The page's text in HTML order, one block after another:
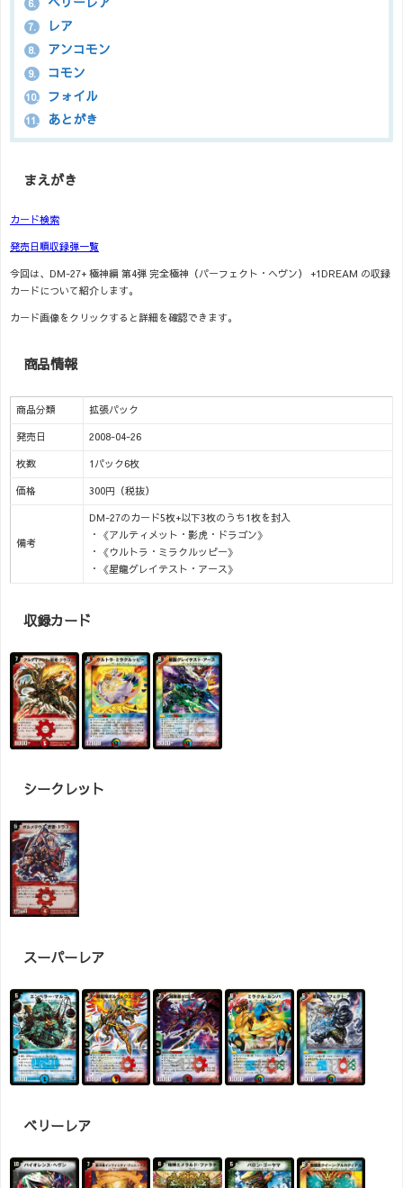
6. ベリーレア
7. レア
8. アンコモン
9. コモン
10. フォイル
11. あとがき
まえがき
カード検索
発売日順収録弾一覧
今回は、DM-27+ 極神編 第4弾 完全極神（パーフェクト・ヘヴン） +1DREAM の収録
カードについて紹介します。
カード画像をクリックすると詳細を確認できます。
商品情報
商品分類 拡張パック
発売日 2008-04-26
枚数 1パック6枚
価格 300円（税抜）
備考
DM-27のカード5枚+以下3枚のうち1枚を封入
・《アルティメット・影虎・ドラゴン》
・《ウルトラ・ミラクルッピー》
・《星龍グレイテスト・アース》
収録カード
シークレット
スーパーレア
ベリーレア